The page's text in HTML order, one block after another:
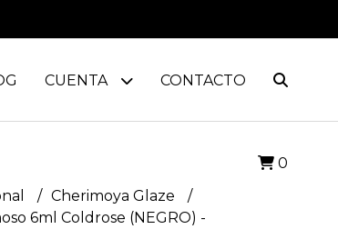
CUENTA CONTACTO
0
Cherimoya Glaze
6ml Coldrose (NEGRO) -